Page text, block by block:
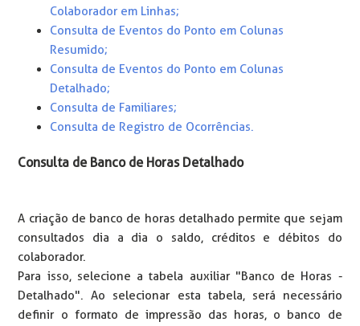
Colaborador em Linhas;
Consulta de Eventos do Ponto em Colunas
Resumido;
Consulta de Eventos do Ponto em Colunas
Detalhado;
Consulta de Familiares;
Consulta de Registro de Ocorrências.
Consulta de Banco de Horas Detalhado
A criação de banco de horas detalhado permite que sejam
consultados dia a dia o saldo, créditos e débitos do
colaborador.
Para isso, selecione a tabela auxiliar "Banco de Horas -
Detalhado". Ao selecionar esta tabela, será necessário
definir o formato de impressão das horas, o banco de